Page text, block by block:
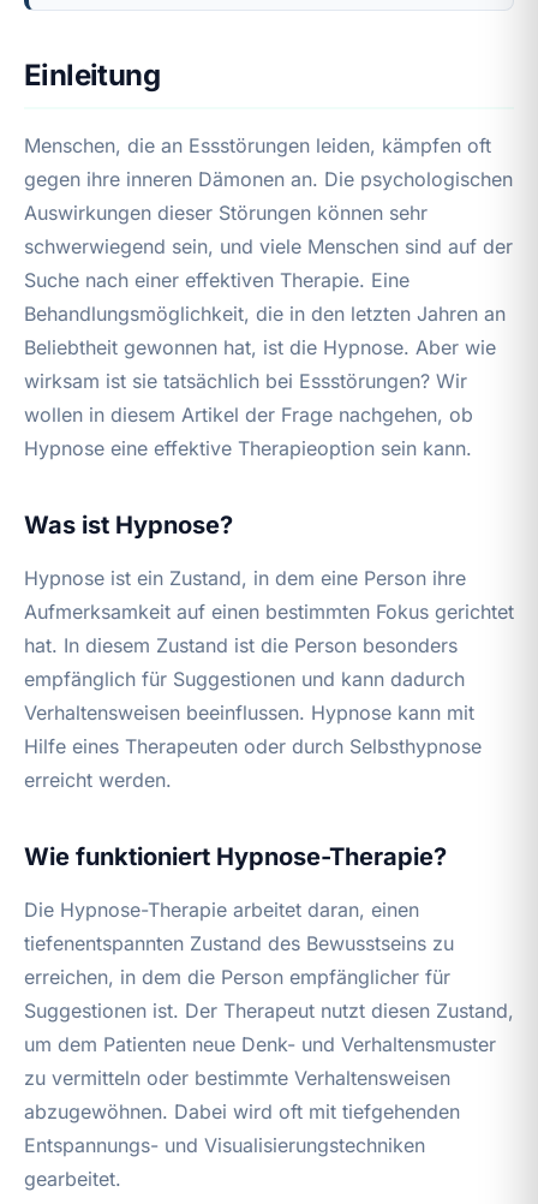
Einleitung
Menschen, die an Essstörungen leiden, kämpfen oft
gegen ihre inneren Dämonen an. Die psychologischen
Auswirkungen dieser Störungen können sehr
schwerwiegend sein, und viele Menschen sind auf der
Suche nach einer effektiven Therapie. Eine
Behandlungsmöglichkeit, die in den letzten Jahren an
Beliebtheit gewonnen hat, ist die Hypnose. Aber wie
wirksam ist sie tatsächlich bei Essstörungen? Wir
wollen in diesem Artikel der Frage nachgehen, ob
Hypnose eine effektive Therapieoption sein kann.
Was ist Hypnose?
Hypnose ist ein Zustand, in dem eine Person ihre
Aufmerksamkeit auf einen bestimmten Fokus gerichtet
hat. In diesem Zustand ist die Person besonders
empfänglich für Suggestionen und kann dadurch
Verhaltensweisen beeinflussen. Hypnose kann mit
Hilfe eines Therapeuten oder durch Selbsthypnose
erreicht werden.
Wie funktioniert Hypnose-Therapie?
Die Hypnose-Therapie arbeitet daran, einen
tiefenentspannten Zustand des Bewusstseins zu
erreichen, in dem die Person empfänglicher für
Suggestionen ist. Der Therapeut nutzt diesen Zustand,
um dem Patienten neue Denk- und Verhaltensmuster
zu vermitteln oder bestimmte Verhaltensweisen
abzugewöhnen. Dabei wird oft mit tiefgehenden
Entspannungs- und Visualisierungstechniken
gearbeitet.